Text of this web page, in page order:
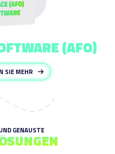
(AFO)
SIE MEHR
GENAUSTE